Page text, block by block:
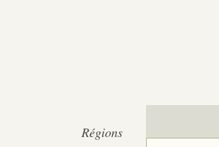
Régions